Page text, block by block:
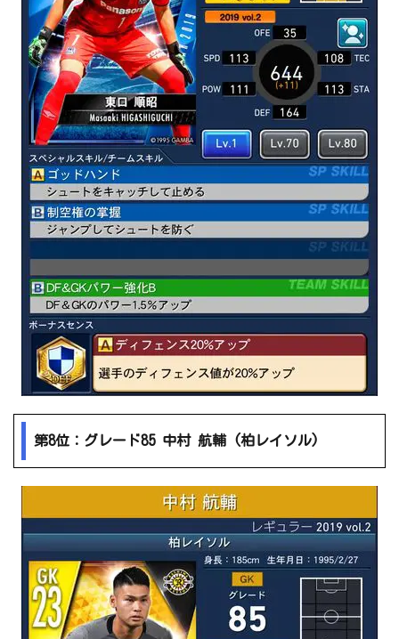
第8位：グレード85 中村 航輔 (柏レイソル)